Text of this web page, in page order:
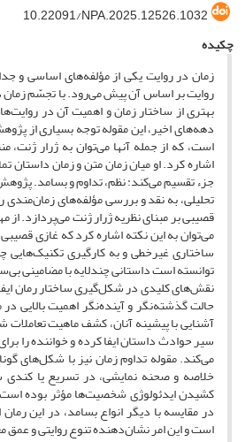
10.22091/NPA.2025.12526.1032
چکیده
زمان در روایت یکی از مؤلفه‌های اساسی و
روایت بر اساس آن پیش می‌رود. با تجسّم
بهتری از ساختار زمان و اهمیت آن در
دهه‌های اخیر، این مقوله توجه بسیاری از
است، که از جمله آنها می‌توان به ژرار ژنت،
اشاره کرد. او میان زمان متن و زمان داستان
جزء تقسیم می‌کند: نظم، تداوم و بسامد.
تحلیلی، به نقد و بررسی مؤلفه‌های زمان‌مندی
قصیبی بر مبنای نظریه ژرار ژنت می‌پردازد. از
می‌توان به این نکته اشاره کرد که غازی
ساختاری غیرخطی و به کارگیری تکنیک‌هایی
توانسته است داستانی چندلایه با مضامینی
نقش‌های کلیدی در شکل‌گیری ساختار رمان
حالت گذشته‌نگر و آینده‌نگر اهمیت بالایی
آشنایی با پیشینه آنان، کشف ماهیت
سیر حوادث داستان ایفا کرده و خواننده را
می‌کند. مقوله تداوم زمان نیز با شکل‌های
خلاصه و صحنه نمایشی، در تسریع یا
کشیدن ایدئولوژی شخصیت‌ها مؤثر بوده
در مقایسه با دیگر انواع بسامد، در این
است و این امر نشان‌دهنده تنوع روایتی و عمق